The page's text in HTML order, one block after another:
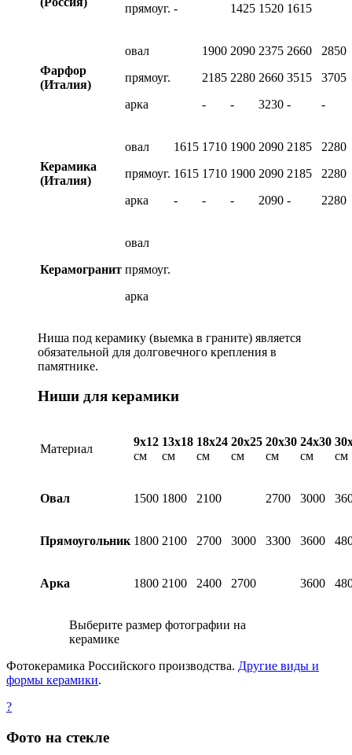
прямоуг. -
1425 1520 1615
Фарфор
(Италия)
овал
прямоуг.
арка
1900
2185
-
2090
2280
-
2375
2660
3230
2660
3515
-
2850
3705
-
Керамика
(Италия)
овал
прямоуг.
арка
1615
1615
-
1710
1710
-
1900
1900
-
2090
2090
2090
2185
2185
-
2280
2280
2280
Керамогранит
овал
прямоуг.
арка
Ниша под керамику (выемка в граните) является
обязательной для долговечного крепления в
памятнике.
Ниши для керамики
Материал
9х12
см
13х18
см
18х24
см
20х25
см
20х30
см
24х30
см
см
Овал 1500 1800 2100 2700 3000
Прямоугольник 1800 2100 2700 3000 3300 3600
Арка 1800 2100 2400 2700 3600
Выберите размер фотографии на
керамике
Фотокерамика Российского производства. Другие виды и
формы керамики.
?
Фото на стекле